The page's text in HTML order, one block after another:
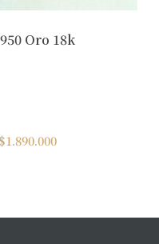
Oro 18k
$1.890.000